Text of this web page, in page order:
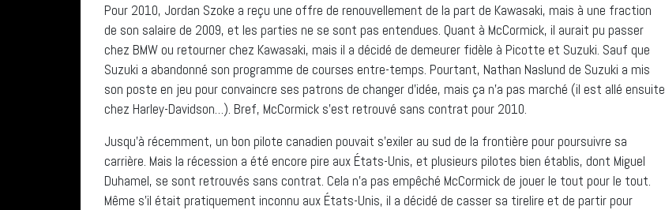
Pour 2010, Jordan Szoke a reçu une offre de renouvellement de la part de Kawasaki, mais à une fraction
de son salaire de 2009, et les parties ne se sont pas entendues. Quant à McCormick, il aurait pu passer
chez BMW ou retourner chez Kawasaki, mais il a décidé de demeurer fidèle à Picotte et Suzuki. Sauf que
Suzuki a abandonné son programme de courses entre-temps. Pourtant, Nathan Naslund de Suzuki a mis
son poste en jeu pour convaincre ses patrons de changer d’idée, mais ça n’a pas marché (il est allé ensuite
chez Harley-Davidson…). Bref, McCormick s’est retrouvé sans contrat pour 2010.
Jusqu’à récemment, un bon pilote canadien pouvait s’exiler au sud de la frontière pour poursuivre sa
carrière. Mais la récession a été encore pire aux États-Unis, et plusieurs pilotes bien établis, dont Miguel
Duhamel, se sont retrouvés sans contrat. Cela n’a pas empêché McCormick de jouer le tout pour le tout.
Même s’il était pratiquement inconnu aux États-Unis, il a décidé de casser sa tirelire et de partir pour